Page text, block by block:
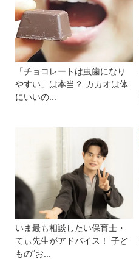
「チョコレートは虫歯になり
やすい」は本当？ カカオは体
にいいの...
いま最も相談したい保育士・
てぃ先生がアドバイス！ 子ど
もの“お...